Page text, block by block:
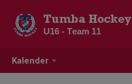
Kalender
Tumba Hockey
U16 - Team 11